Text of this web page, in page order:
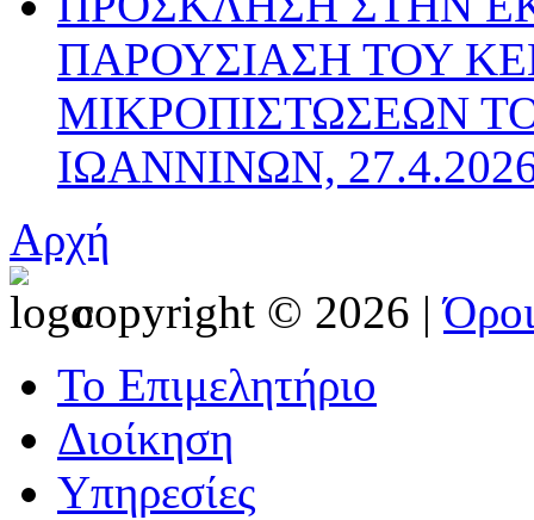
ΠΑΡΟΥΣΙΑΣΗ ΤΟΥ
ΜΙΚΡΟΠΙΣΤΩΣΕΩΝ
ΙΩΑΝΝΙΝΩΝ,
Αρχή
copyright © 2026 |
Το Επιμελητήριο
Διοίκηση
Υπηρεσίες